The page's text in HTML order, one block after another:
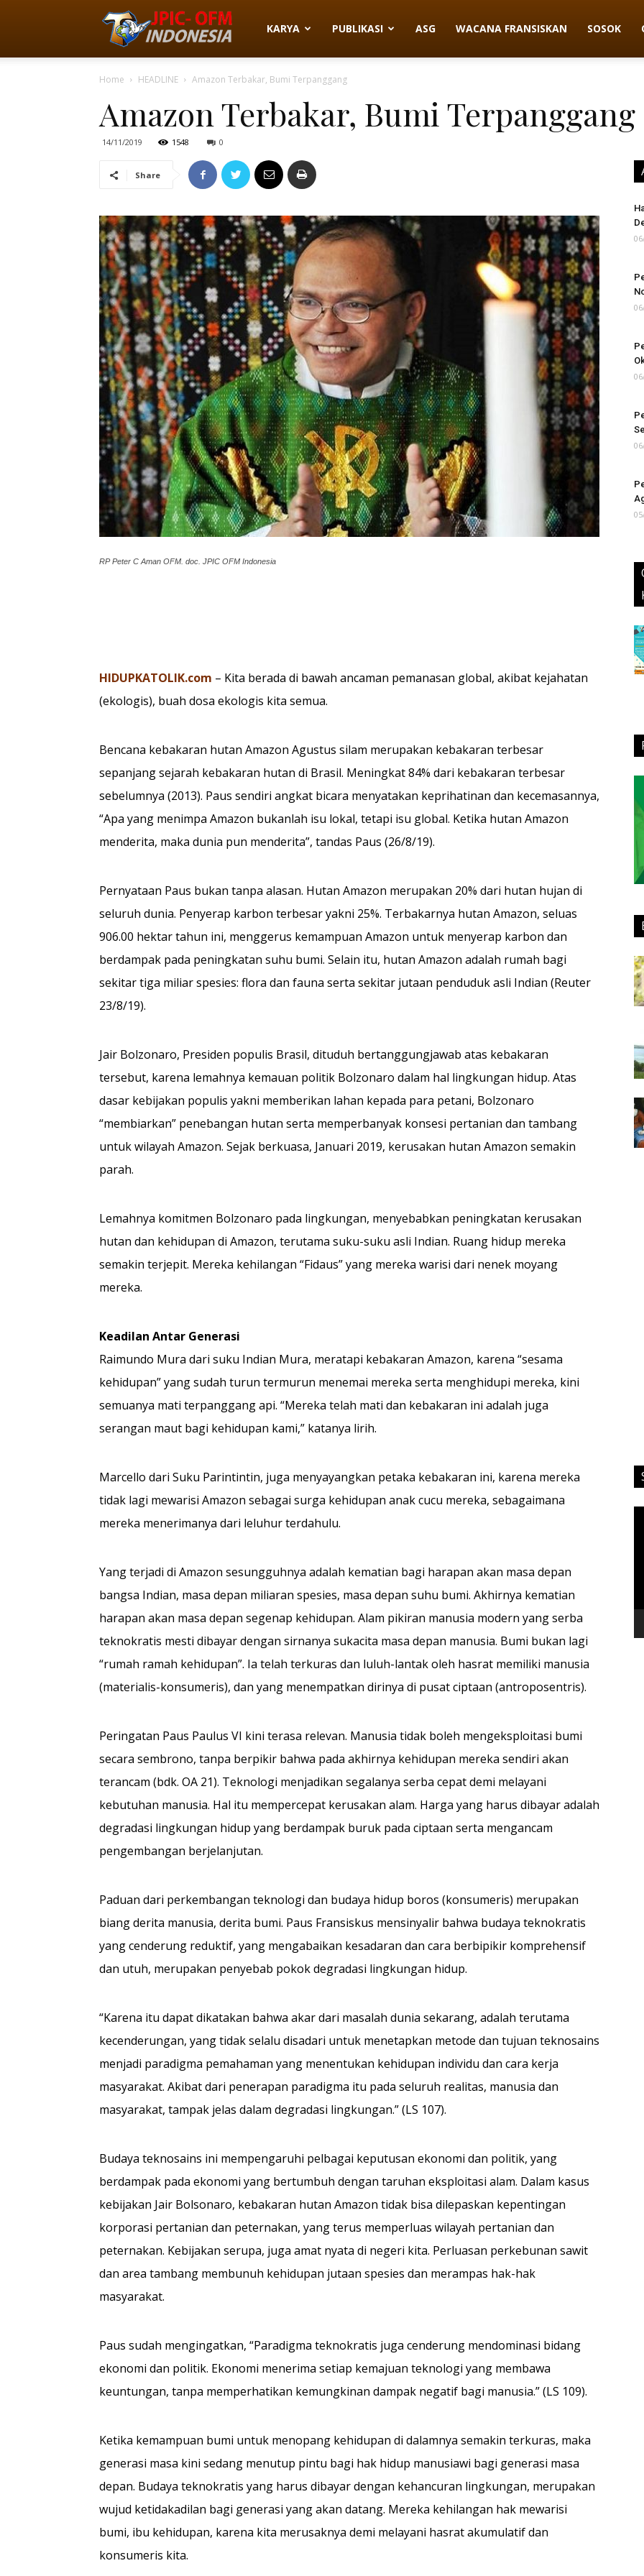
JPIC-
OFM
KARYA PUBLIKASI ASG WACANA FRANSISKAN SOSOK
Home HEADLINE Amazon Terbakar, Bumi Terpanggang
Amazon Terbakar, Bumi Terpanggang
14/11/2019 1548 0
Share
RP Peter C Aman OFM. doc. JPIC OFM Indonesia
HIDUPKATOLIK.com – Kita berada di bawah ancaman pemanasan global, akibat kejahatan
(ekologis), buah dosa ekologis kita semua.
Bencana kebakaran hutan Amazon Agustus silam merupakan kebakaran terbesar
sepanjang sejarah kebakaran hutan di Brasil. Meningkat 84% dari kebakaran terbesar
sebelumnya (2013). Paus sendiri angkat bicara menyatakan keprihatinan dan kecemasannya,
“Apa yang menimpa Amazon bukanlah isu lokal, tetapi isu global. Ketika hutan Amazon
menderita, maka dunia pun menderita”, tandas Paus (26/8/19).
Pernyataan Paus bukan tanpa alasan. Hutan Amazon merupakan 20% dari hutan hujan di
seluruh dunia. Penyerap karbon terbesar yakni 25%. Terbakarnya hutan Amazon, seluas
906.00 hektar tahun ini, menggerus kemampuan Amazon untuk menyerap karbon dan
berdampak pada peningkatan suhu bumi. Selain itu, hutan Amazon adalah rumah bagi
sekitar tiga miliar spesies: flora dan fauna serta sekitar jutaan penduduk asli Indian (Reuter
23/8/19).
Jair Bolzonaro, Presiden populis Brasil, dituduh bertanggungjawab atas kebakaran
tersebut, karena lemahnya kemauan politik Bolzonaro dalam hal lingkungan hidup. Atas
dasar kebijakan populis yakni memberikan lahan kepada para petani, Bolzonaro
“membiarkan” penebangan hutan serta memperbanyak konsesi pertanian dan tambang
untuk wilayah Amazon. Sejak berkuasa, Januari 2019, kerusakan hutan Amazon semakin
parah.
Lemahnya komitmen Bolzonaro pada lingkungan, menyebabkan peningkatan kerusakan
hutan dan kehidupan di Amazon, terutama suku-suku asli Indian. Ruang hidup mereka
semakin terjepit. Mereka kehilangan “Fidaus” yang mereka warisi dari nenek moyang
mereka.
Keadilan Antar Generasi
Raimundo Mura dari suku Indian Mura, meratapi kebakaran Amazon, karena “sesama
kehidupan” yang sudah turun termurun menemai mereka serta menghidupi mereka, kini
semuanya mati terpanggang api. “Mereka telah mati dan kebakaran ini adalah juga
serangan maut bagi kehidupan kami,” katanya lirih.
Marcello dari Suku Parintintin, juga menyayangkan petaka kebakaran ini, karena mereka
tidak lagi mewarisi Amazon sebagai surga kehidupan anak cucu mereka, sebagaimana
mereka menerimanya dari leluhur terdahulu.
Yang terjadi di Amazon sesungguhnya adalah kematian bagi harapan akan masa depan
bangsa Indian, masa depan miliaran spesies, masa depan suhu bumi. Akhirnya kematian
harapan akan masa depan segenap kehidupan. Alam pikiran manusia modern yang serba
teknokratis mesti dibayar dengan sirnanya sukacita masa depan manusia. Bumi bukan lagi
“rumah ramah kehidupan”. Ia telah terkuras dan luluh-lantak oleh hasrat memiliki manusia
(materialis-konsumeris), dan yang menempatkan dirinya di pusat ciptaan (antroposentris).
Peringatan Paus Paulus VI kini terasa relevan. Manusia tidak boleh mengeksploitasi bumi
secara sembrono, tanpa berpikir bahwa pada akhirnya kehidupan mereka sendiri akan
terancam (bdk. OA 21). Teknologi menjadikan segalanya serba cepat demi melayani
kebutuhan manusia. Hal itu mempercepat kerusakan alam. Harga yang harus dibayar adalah
degradasi lingkungan hidup yang berdampak buruk pada ciptaan serta mengancam
pengembangan berjelanjutan.
Paduan dari perkembangan teknologi dan budaya hidup boros (konsumeris) merupakan
biang derita manusia, derita bumi. Paus Fransiskus mensinyalir bahwa budaya teknokratis
yang cenderung reduktif, yang mengabaikan kesadaran dan cara berbipikir komprehensif
dan utuh, merupakan penyebab pokok degradasi lingkungan hidup.
“Karena itu dapat dikatakan bahwa akar dari masalah dunia sekarang, adalah terutama
kecenderungan, yang tidak selalu disadari untuk menetapkan metode dan tujuan teknosains
menjadi paradigma pemahaman yang menentukan kehidupan individu dan cara kerja
masyarakat. Akibat dari penerapan paradigma itu pada seluruh realitas, manusia dan
masyarakat, tampak jelas dalam degradasi lingkungan.” (LS 107).
Budaya teknosains ini mempengaruhi pelbagai keputusan ekonomi dan politik, yang
berdampak pada ekonomi yang bertumbuh dengan taruhan eksploitasi alam. Dalam kasus
kebijakan Jair Bolsonaro, kebakaran hutan Amazon tidak bisa dilepaskan kepentingan
korporasi pertanian dan peternakan, yang terus memperluas wilayah pertanian dan
peternakan. Kebijakan serupa, juga amat nyata di negeri kita. Perluasan perkebunan sawit
dan area tambang membunuh kehidupan jutaan spesies dan merampas hak-hak
masyarakat.
Paus sudah mengingatkan, “Paradigma teknokratis juga cenderung mendominasi bidang
ekonomi dan politik. Ekonomi menerima setiap kemajuan teknologi yang membawa
keuntungan, tanpa memperhatikan kemungkinan dampak negatif bagi manusia.” (LS 109).
Ketika kemampuan bumi untuk menopang kehidupan di dalamnya semakin terkuras, maka
generasi masa kini sedang menutup pintu bagi hak hidup manusiawi bagi generasi masa
depan. Budaya teknokratis yang harus dibayar dengan kehancuran lingkungan, merupakan
wujud ketidakadilan bagi generasi yang akan datang. Mereka kehilangan hak mewarisi
bumi, ibu kehidupan, karena kita merusaknya demi melayani hasrat akumulatif dan
konsumeris kita.